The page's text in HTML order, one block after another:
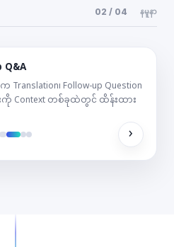
02 / 04 နမူနာ
Translation၊ Follow-up Question
ားကို Context တစ်ခုထဲတွင် ထိန်းထား
›